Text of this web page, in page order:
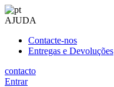
AJUDA
Contacte-nos
Entregas e Devoluções
contacto
Entrar